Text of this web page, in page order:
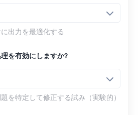
出力を最適化する
を有効にしますか?
を特定して修正する試み（実験的）